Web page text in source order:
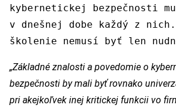
kybernetickej bezpečnosti
v dnešnej dobe každý z nich.
školenie nemusí byť len
„Základné znalosti a povedomie o
bezpečnosti by mali byť rovnako
pri akejkoľvek inej kritickej funkcii vo